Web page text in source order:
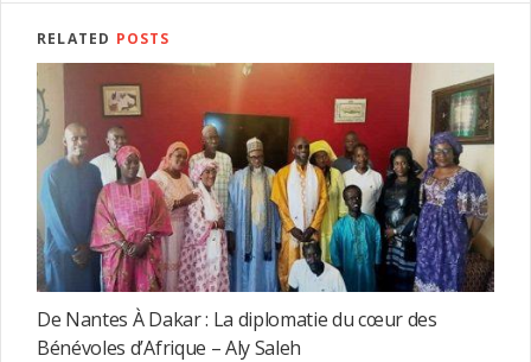
RELATED POSTS
De Nantes À Dakar : La diplomatie du cœur des
Bénévoles d’Afrique – Aly Saleh